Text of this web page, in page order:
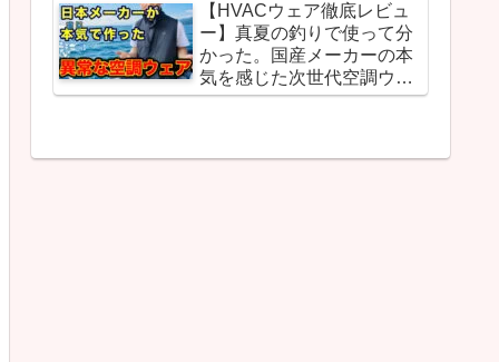
【HVACウェア徹底レビュ
ー】真夏の釣りで使って分
かった。国産メーカーの本
気を感じた次世代空調ウェ
ア